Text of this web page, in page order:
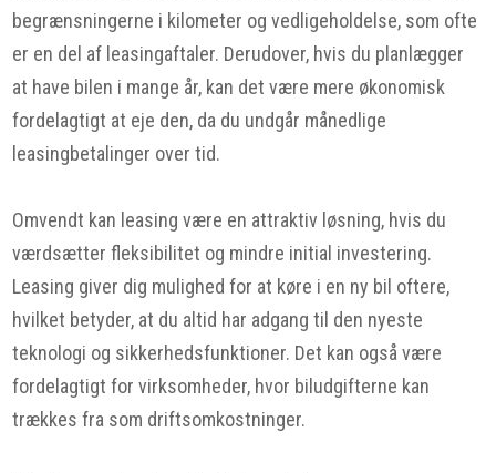
begrænsningerne i kilometer og vedligeholdelse, som ofte
er en del af leasingaftaler. Derudover, hvis du planlægger
at have bilen i mange år, kan det være mere økonomisk
fordelagtigt at eje den, da du undgår månedlige
leasingbetalinger over tid.
Omvendt kan leasing være en attraktiv løsning, hvis du
værdsætter fleksibilitet og mindre initial investering.
Leasing giver dig mulighed for at køre i en ny bil oftere,
hvilket betyder, at du altid har adgang til den nyeste
teknologi og sikkerhedsfunktioner. Det kan også være
fordelagtigt for virksomheder, hvor biludgifterne kan
trækkes fra som driftsomkostninger.